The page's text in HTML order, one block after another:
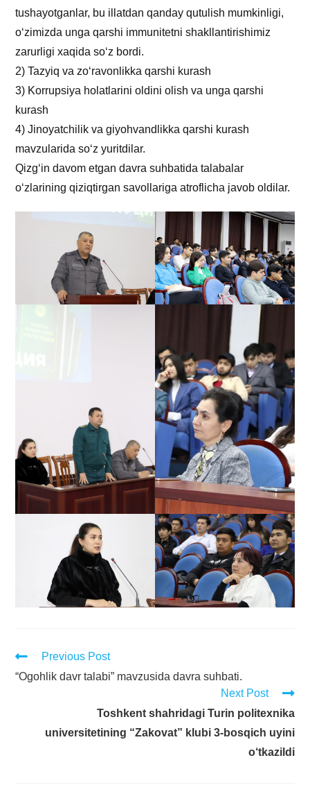
tushayotganlar, bu illatdan qanday qutulish mumkinligi,
o‘zimizda unga qarshi immunitetni shakllantirishimiz
zarurligi xaqida so‘z bordi.
2) Tazyiq va zo‘ravonlikka qarshi kurash
3) Korrupsiya holatlarini oldini olish va unga qarshi
kurash
4) Jinoyatchilik va giyohvandlikka qarshi kurash
mavzularida so‘z yuritdilar.
Qizg‘in davom etgan davra suhbatida talabalar
o‘zlarining qiziqtirgan savollariga atroflicha javob oldilar.
Previous Post
“Ogohlik davr talabi” mavzusida davra suhbati.
Next Post
Toshkent shahridagi Turin politexnika
universitetining “Zakovat” klubi 3-bosqich uyini
o‘tkazildi